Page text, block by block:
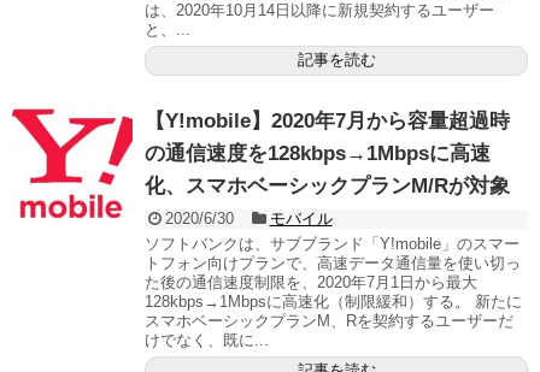
は、2020年10月14日以降に新規契約するユーザー
と、...
記事を読む
【Y!mobile】2020年7月から容量超過時
の通信速度を128kbps→1Mbpsに高速
化、スマホベーシックプランM/Rが対象
2020/6/30
モバイル
ソフトバンクは、サブブランド「Y!mobile」のスマー
トフォン向けプランで、高速データ通信量を使い切っ
た後の通信速度制限を、2020年7月1日から最大
128kbps→1Mbpsに高速化（制限緩和）する。 新たに
スマホベーシックプランM、Rを契約するユーザーだ
けでなく、既に...